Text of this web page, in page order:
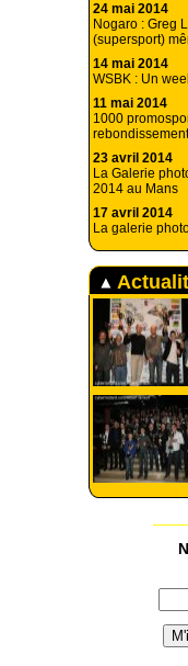
24 mai 2014
Nogaro : Greg
(supersport)
14 mai 2014
WSBK : Un
11 mai 2014
1000
23 avril 2014
La Galerie
2014 au Mans
17 avril 2014
La galerie